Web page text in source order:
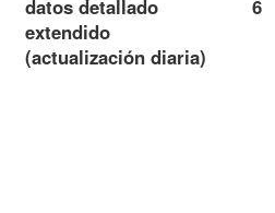
datos detallado
extendido
(actualización diaria)
6